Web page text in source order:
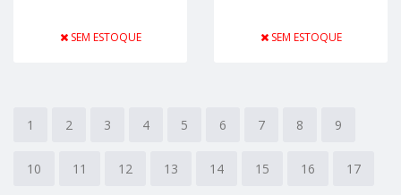
SEM ESTOQUE SEM ESTOQUE
1 2 3 4 5 6 7 8 9
10 11 12 13 14 15 16 17